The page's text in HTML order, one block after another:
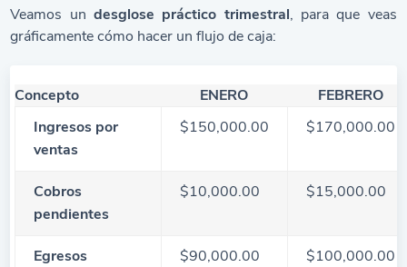
Veamos un desglose práctico trimestral, para que veas
gráficamente cómo hacer un flujo de caja:
Concepto ENERO
FEBRERO
Ingresos por
ventas
$150,000.00 $170,000.00
Cobros
pendientes
$10,000.00 $15,000.00
Egresos
$90,000.00 $100,000.00